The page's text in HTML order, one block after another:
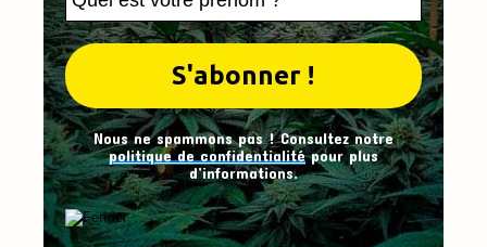
Nous ne spammons pas ! Consultez notre
politique de confidentialitépour plus
d’informations.